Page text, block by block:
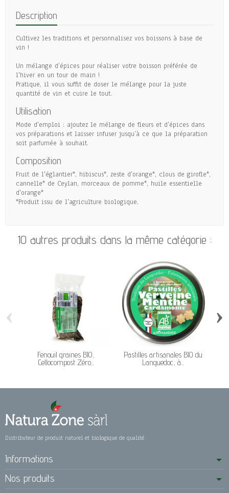
Description
Cultivez les traditions et personnalisez vos boissons à base de
vin !
Un mélange d’épices pour réaliser votre boisson préférée de
l'hiver en un tour de main !
Pratique, il vous suffit de doser le mélange pour la juste
quantité de vin et cuire le tout.
Utilisation
Mode d'emploi : ajoutez le mélange de fleurs et d'épices dans
vos préparations et laisser infuser jusqu’à ce que la préparation
soit parfumée à souhait.
Composition
Fruit de l'églantier*, hibiscus*, zeste d'orange*, clous de girofle*,
cannelle* de Ceylan, morceaux de pomme*, huile essentielle
d'orange*
*Produit issu de l'agriculture biologique.
10 autres produits dans la même catégorie :
Fenouil graines BIO,
Cellocompost Zéro...
Pastilles artisanales BIO du
Languedoc, à...
‹ ›
Distributeur de produit naturel et biologique de qualité
Informations
Nos produits